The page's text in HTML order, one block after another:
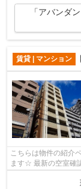
「アバンダ
賃貸 | マンション
こちらは物件の紹介
ます☆ 最新の空室確